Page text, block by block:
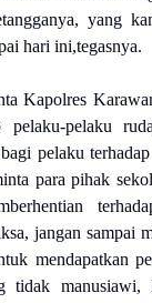
yang
hari ini,tegasnya.
Kapolres
pelaku-pelaku
pelaku
para pihak
jangan sampai
mendapatkan
tidak manusiawi,